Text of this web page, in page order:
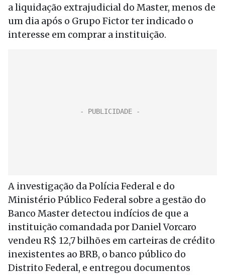
a liquidação extrajudicial do Master, menos de
um dia após o Grupo Fictor ter indicado o
interesse em comprar a instituição.
A investigação da Polícia Federal e do
Ministério Público Federal sobre a gestão do
Banco Master detectou indícios de que a
instituição comandada por Daniel Vorcaro
vendeu R$ 12,7 bilhões em carteiras de crédito
inexistentes ao BRB, o banco público do
Distrito Federal, e entregou documentos